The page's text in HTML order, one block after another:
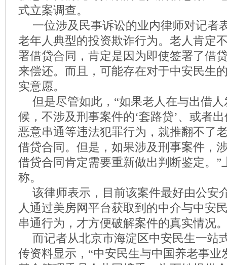
式立案调查。
一位涉及民事诉讼的业内律师对记者
老年人典型的投资欺诈行为。老人肯定
署借贷合同，肯定是因为即使签署了借
来偿还。而且，可能存在对于中安民生
实意愿。
但是尽管如此，“如果老人在与出借
候，不涉及刑事案件的‘套路贷’、或者
恶意串通等违法犯罪行为，就推翻不了
借贷合同。但是，如果涉及刑事案件，
借贷合同肯定需要重新做出判断鉴定。”
称。
该律师表示，目前该案件最好由公安
人通过美房网平台获取到的中介与中安
串通行为，才方便破解案件的真实情况
而记者从北京市海淀区中安民生一站
传资料显示，“中安民生与中国养老事业